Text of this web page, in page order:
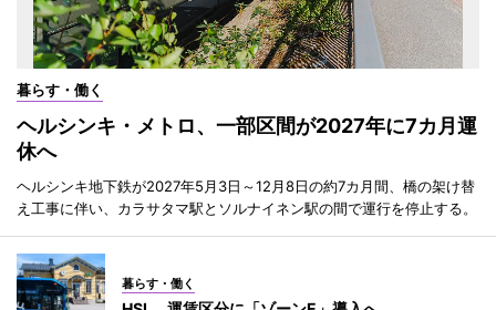
暮らす・働く
ヘルシンキ・メトロ、一部区間が2027年に7カ月運
休へ
ヘルシンキ地下鉄が2027年5月3日～12月8日の約7カ月間、橋の架け替
え工事に伴い、カラサタマ駅とソルナイネン駅の間で運行を停止する。
暮らす・働く